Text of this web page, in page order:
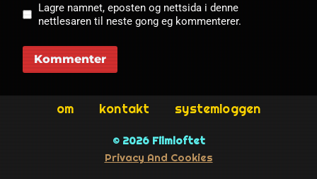
Lagre namnet, eposten og nettsida i denne
nettlesaren til neste gong eg kommenterer.
om kontakt systemloggen
© 2026 Filmloftet
Privacy And Cookies